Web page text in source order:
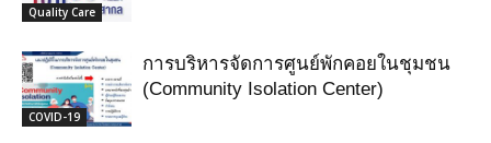
Quality Care
COVID-19
การบริหารจัดการศูนย์พักคอยในชุมชน
(Community Isolation Center)